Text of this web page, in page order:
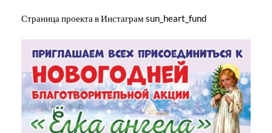
Страница проекта в Инстаграм sun_heart_fund